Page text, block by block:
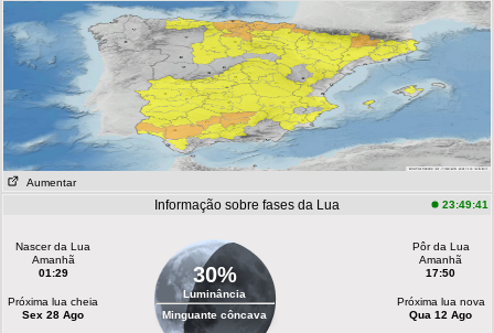
Aumentar
Informação sobre fases da Lua 23:49:41
Nascer da Lua
Amanhã
01:29
Próxima lua cheia
Sex 28 Ago
30%
Luminância
Minguante côncava
Pôr da Lua
Amanhã
17:50
Próxima lua nova
Qua 12 Ago